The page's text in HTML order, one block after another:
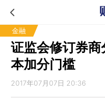
金融
证监会修订券
本加分门槛
2017年07月07日 20:36